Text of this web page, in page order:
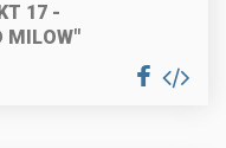
17 -
MILOW"